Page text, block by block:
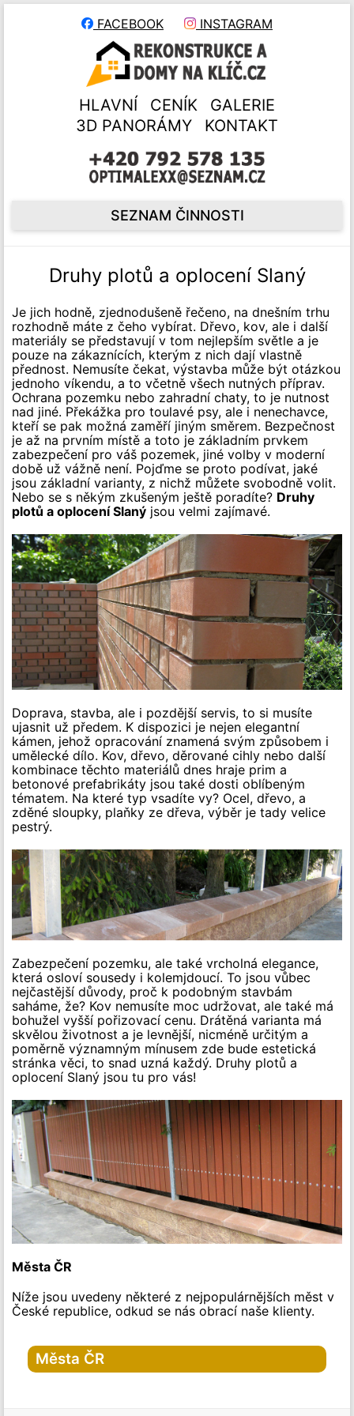
FACEBOOK INSTAGRAM
HLAVNÍ CENÍK
GALERIE
3D PANORÁMY
KONTAKT
SEZNAM ČINNOSTI
Druhy plotů a oplocení Slaný
Je jich hodně, zjednodušeně řečeno, na dnešním trhu
rozhodně máte z čeho vybírat. Dřevo, kov, ale i další
materiály se představují v tom nejlepším světle a je
pouze na zákaznících, kterým z nich dají vlastně
přednost. Nemusíte čekat, výstavba může být otázkou
jednoho víkendu, a to včetně všech nutných příprav.
Ochrana pozemku nebo zahradní chaty, to je nutnost
nad jiné. Překážka pro toulavé psy, ale i nenechavce,
kteří se pak možná zaměří jiným směrem. Bezpečnost
je až na prvním místě a toto je základním prvkem
zabezpečení pro váš pozemek, jiné volby v moderní
době už vážně není. Pojďme se proto podívat, jaké
jsou základní varianty, z nichž můžete svobodně volit.
Nebo se s někým zkušeným ještě poradíte? Druhy
plotů a oplocení Slaný jsou velmi zajímavé.
Doprava, stavba, ale i pozdější servis, to si musíte
ujasnit už předem. K dispozici je nejen elegantní
kámen, jehož opracování znamená svým způsobem i
umělecké dílo. Kov, dřevo, děrované cihly nebo další
kombinace těchto materiálů dnes hraje prim a
betonové prefabrikáty jsou také dosti oblíbeným
tématem. Na které typ vsadíte vy? Ocel, dřevo, a
zděné sloupky, plaňky ze dřeva, výběr je tady velice
pestrý.
Zabezpečení pozemku, ale také vrcholná elegance,
která osloví sousedy i kolemjdoucí. To jsou vůbec
nejčastější důvody, proč k podobným stavbám
saháme, že? Kov nemusíte moc udržovat, ale také má
bohužel vyšší pořizovací cenu. Drátěná varianta má
skvělou životnost a je levnější, nicméně určitým a
poměrně významným mínusem zde bude estetická
stránka věci, to snad uzná každý. Druhy plotů a
oplocení Slaný jsou tu pro vás!
Města ČR
Níže jsou uvedeny některé z nejpopulárnějších měst v
České republice, odkud se nás obrací naše klienty.
Města ČR